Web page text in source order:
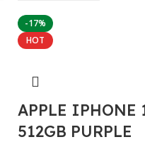
-17%
HOT
APPLE IPHONE
512GB PURPLE